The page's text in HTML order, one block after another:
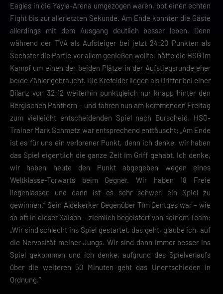
Eagles in die Yayla-Arena umgezogen waren, bot einen echten
Fight bis zur allerletzten Sekunde. Am Ende konnten die Gäste
allerdings mit dem Ausgang deutlich besser leben. Denn
während der TVA als Aufsteiger bei jetzt 24:20 Punkten als
Sechster die Partie vor allem genießen wollte, hätte die HSG im
Kampf um einen der beiden Plätze in der Aufstiegsrunde eher
beide Zähler gebraucht. Die Krefelder liegen als Dritter bei einer
Bilanz von 32:12 weiterhin punktgleich nur knapp hinter den
Bergischen Panthern – und fahren nun am kommenden Freitag
zum vielleicht entscheidenden Spiel nach Burscheid. HSG-
Trainer Mark Schmetz war entsprechend enttäuscht: „Am Ende
ist es für uns ein verlorener Punkt, denn ich denke, wir haben
das Spiel eigentlich die ganze Zeit im Griff gehabt. Ich denke,
wir haben heute den Punkt abgegeben wegen eines
Weltklasse-Torwarts beim Gegner. Wir haben 18 Freie
liegenlassen und dann ist es sehr schwer, ein Spiel zu
gewinnen.“ Sein Aldekerker Gegenüber Tim Gentges war – wie
so oft in dieser Saison – ziemlich begeistert von seinem Team:
„Wir sind schlecht ins Spiel gestartet, das geht, glaube ich, auf
die Nervosität meiner Jungs. Wir sind dann immer besser ins
Spiel gekommen und ich denke, aufgrund des Spielverlaufs
über die weiteren 50 Minuten geht das Unentschieden in
Ordnung.“